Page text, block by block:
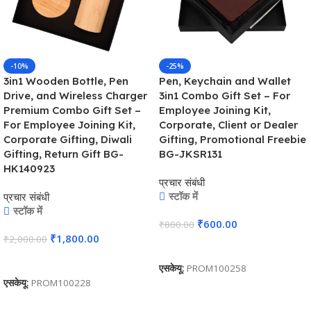
-10%
3in1 Wooden Bottle, Pen
Drive, and Wireless Charger
Premium Combo Gift Set –
For Employee Joining Kit,
Corporate Gifting, Diwali
Gifting, Return Gift BG-
HK140923
प्रचार संबंधी
स्टॉक में
₹2,000.00 ₹1,800.00
एसकेयू: PROM100228
-25%
Pen, Keychain and Wallet
3in1 Combo Gift Set – For
Employee Joining Kit,
Corporate, Client or Dealer
Gifting, Promotional Freebie
BG-JKSR131
प्रचार संबंधी
स्टॉक में
₹800.00 ₹600.00
एसकेयू: PROM100258